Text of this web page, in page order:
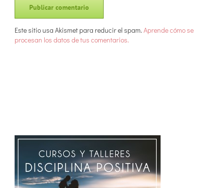
Este sitio usa Akismet para reducir el spam. Aprende cómo se
procesan los datos de tus comentarios.